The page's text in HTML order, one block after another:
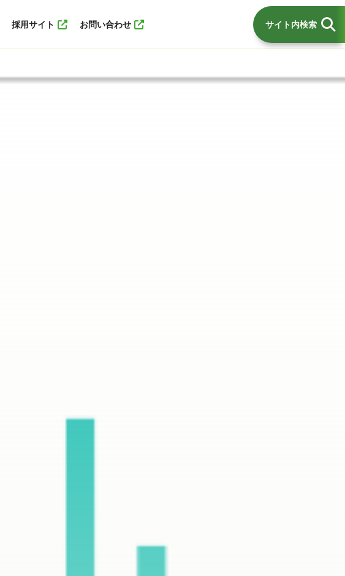
採用サイト お問い合わせ サイト内検索